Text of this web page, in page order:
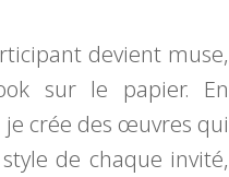
devient muse,
sur le papier. En
crée des œuvres qui
de chaque invité,